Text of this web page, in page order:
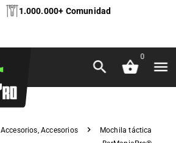
1.000.000+ Comunidad
0
Accesorios, Accesorios
Mochila táctica